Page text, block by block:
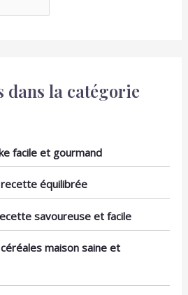
dans la catégorie
facile et gourmand
recette équilibrée
savoureuse et facile
maison saine et